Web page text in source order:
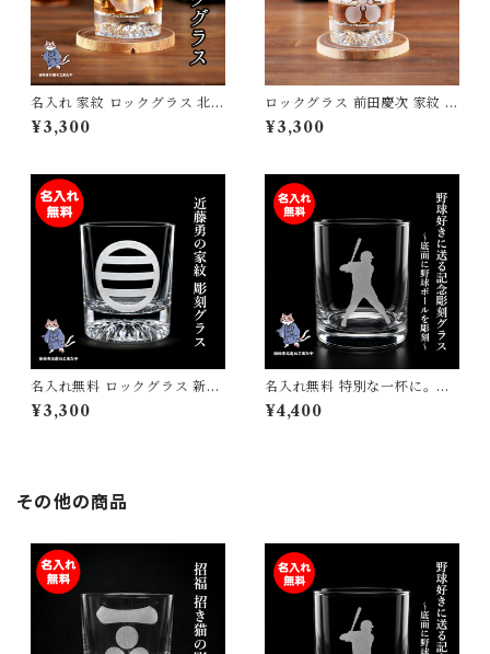
名入れ 家紋 ロックグラス 北条
家 戦国武将 酒 ウィスキー 焼
酎 誕生日 父の日 母の日 敬老
¥3,300
ロックグラス 前田慶次 家紋 戦
国武将 酒 ウィスキー 焼酎 誕
生日 父の日 母の日 敬老の日
¥3,300
名入れ無料 ロックグラス 新選
組 近藤勇 家紋彫刻 名入れロッ
クグラス オリジナルギフト 誕
¥3,300
名入れ無料 特別な一杯に。野
球バッター 彫刻 ロックグラス
日本製 サンドブラスト彫刻 砂
¥4,400
その他の商品